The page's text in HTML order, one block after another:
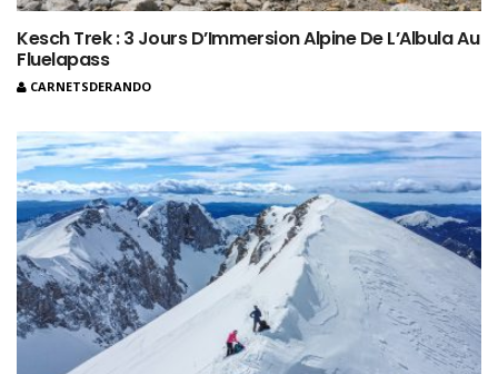
Kesch Trek : 3 Jours D’Immersion Alpine De L’Albula Au
Fluelapass
CARNETSDERANDO